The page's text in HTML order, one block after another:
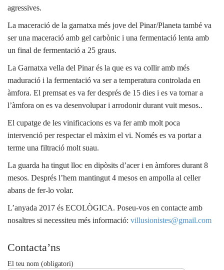
agressives.
La maceració de la garnatxa més jove del Pinar/Planeta també va
ser una maceració amb gel carbònic i una fermentació lenta amb
un final de fermentació a 25 graus.
La Garnatxa vella del Pinar és la que es va collir amb més
maduració i la fermentació va ser a temperatura controlada en
àmfora. El premsat es va fer després de 15 dies i es va tornar a
l’àmfora on es va desenvolupar i arrodonir durant vuit mesos..
El cupatge de les vinificacions es va fer amb molt poca
intervenció per respectar el màxim el vi. Només es va portar a
terme una filtració molt suau.
La guarda ha tingut lloc en dipòsits d’acer i en àmfores durant 8
mesos. Després l’hem mantingut 4 mesos en ampolla al celler
abans de fer-lo volar.
L’anyada 2017 és ECOLÒGICA. Poseu-vos en contacte amb
nosaltres si necessiteu més informació: villusionistes@gmail.com
Contacta’ns
El teu nom (obligatori)